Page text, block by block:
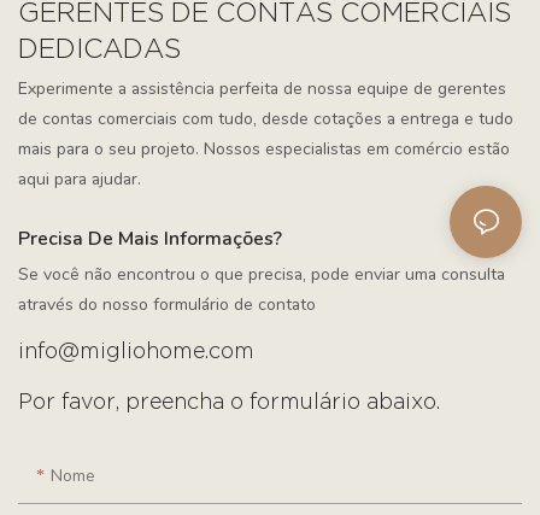
GERENTES DE CONTAS COMERCIAIS
DEDICADAS
Experimente a assistência perfeita de nossa equipe de gerentes
de contas comerciais com tudo, desde cotações a entrega e tudo
mais para o seu projeto. Nossos especialistas em comércio estão
aqui para ajudar.
Precisa De Mais Informações?
Se você não encontrou o que precisa, pode enviar uma consulta
através do nosso formulário de contato
info@migliohome.com
Por favor, preencha o formulário abaixo.
Nome